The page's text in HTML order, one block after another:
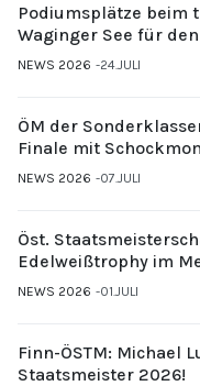
Podiumsplätze beim
Waginger See für
NEWS 2026 24.JULI
ÖM der
Finale mit
NEWS 2026 07.JULI
Öst.
Edelweißtrophy im
NEWS 2026 01.JULI
Finn-ÖSTM: Michael
Staatsmeister 2026!